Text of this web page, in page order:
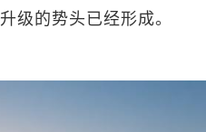
级的势头已经形成。